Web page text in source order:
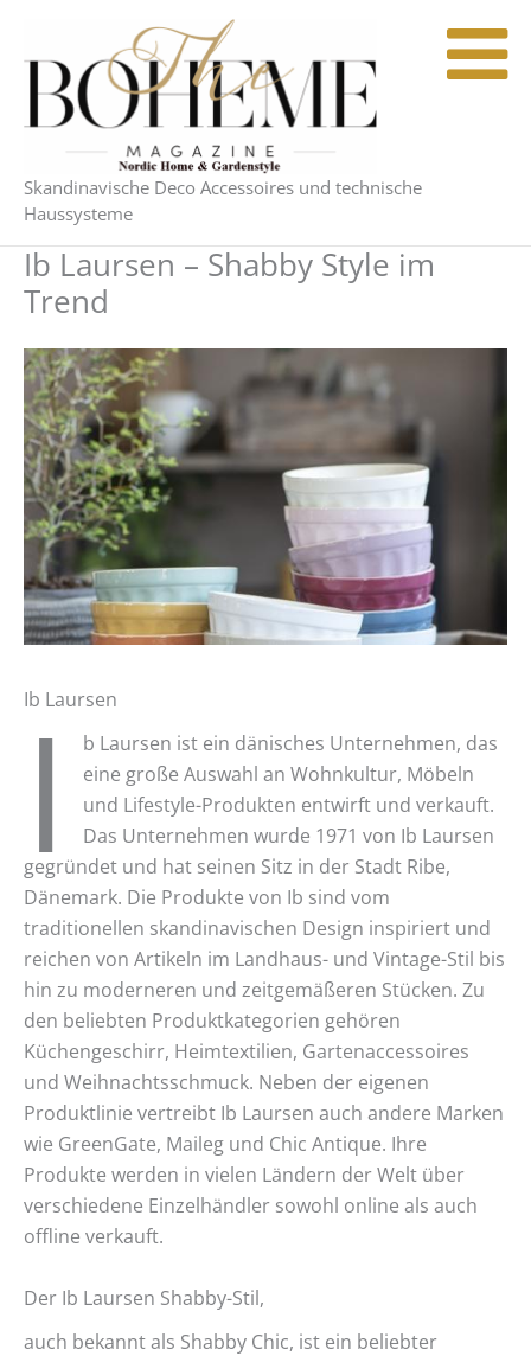
springen
Skandinavische Deco Accessoires und technische
Haussysteme
Ib Laursen – Shabby Style im
Trend
Ib Laursen
I
b Laursen ist ein dänisches Unternehmen, das
eine große Auswahl an Wohnkultur, Möbeln
und Lifestyle-Produkten entwirft und verkauft.
Das Unternehmen wurde 1971 von Ib Laursen
gegründet und hat seinen Sitz in der Stadt Ribe,
Dänemark. Die Produkte von Ib sind vom
traditionellen skandinavischen Design inspiriert und
reichen von Artikeln im Landhaus- und Vintage-Stil bis
hin zu moderneren und zeitgemäßeren Stücken. Zu
den beliebten Produktkategorien gehören
Küchengeschirr, Heimtextilien, Gartenaccessoires
und Weihnachtsschmuck. Neben der eigenen
Produktlinie vertreibt Ib Laursen auch andere Marken
wie GreenGate, Maileg und Chic Antique. Ihre
Produkte werden in vielen Ländern der Welt über
verschiedene Einzelhändler sowohl online als auch
offline verkauft.
Der Ib Laursen Shabby-Stil,
auch bekannt als Shabby Chic, ist ein beliebter
war:
13,90 €
ist:
12,90 €.